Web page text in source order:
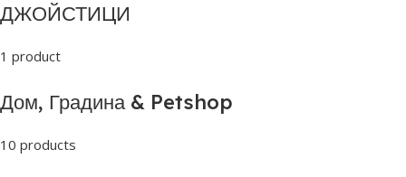
ДЖОЙСТИЦИ
1 product
Дом, Градина & Petshop
10 products